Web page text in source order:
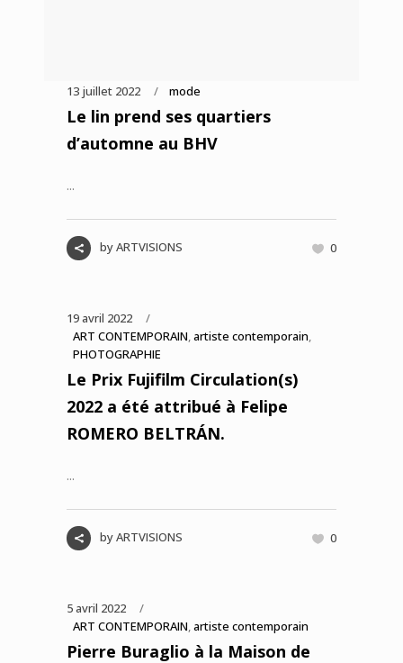
13 juillet 2022 mode
Le lin prend ses quartiers
d’automne au BHV
...
byARTVISIONS 0
19 avril 2022
ART CONTEMPORAIN,artiste contemporain,
PHOTOGRAPHIE
Le Prix Fujifilm Circulation(s)
2022 a été attribué à Felipe
ROMERO BELTRÁN.
...
byARTVISIONS 0
5 avril 2022
ART CONTEMPORAIN,artiste contemporain
Pierre Buraglio à la Maison de